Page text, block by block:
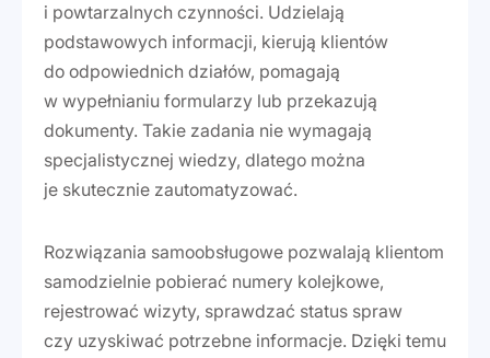
i powtarzalnych czynności. Udzielają
podstawowych informacji, kierują klientów
do odpowiednich działów, pomagają
w wypełnianiu formularzy lub przekazują
dokumenty. Takie zadania nie wymagają
specjalistycznej wiedzy, dlatego można
je skutecznie zautomatyzować.
Rozwiązania samoobsługowe pozwalają klientom
samodzielnie pobierać numery kolejkowe,
rejestrować wizyty, sprawdzać status spraw
czy uzyskiwać potrzebne informacje. Dzięki temu